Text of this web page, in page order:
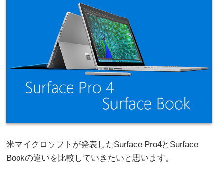
米マイクロソフトが発表したSurface Pro4とSurface
Bookの違いを比較していきたいと思います。